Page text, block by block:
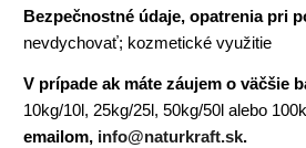
Bezpečnostné údaje, opatrenia pri
nevdychovať; kozmetické využitie
V prípade ak máte záujem o väčšie
10kg/10l, 25kg/25l, 50kg/50l alebo
emailom, info@naturkraft.sk.